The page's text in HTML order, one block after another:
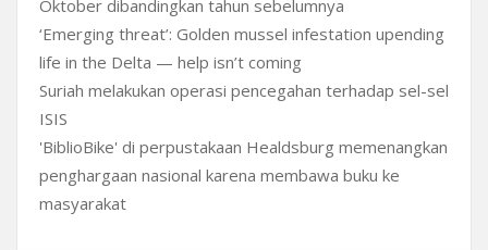
Oktober dibandingkan tahun sebelumnya
‘Emerging threat’: Golden mussel infestation upending
life in the Delta — help isn’t coming
Suriah melakukan operasi pencegahan terhadap sel-sel
ISIS
'BiblioBike' di perpustakaan Healdsburg memenangkan
penghargaan nasional karena membawa buku ke
masyarakat